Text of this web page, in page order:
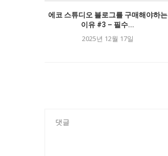
에코 스튜디오 블로그를 구매해야하는
이유 #3 – 필수...
2025년 12월 17일